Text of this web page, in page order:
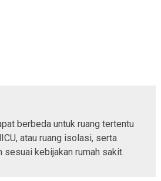
berbeda untuk ruang tertentu
atau ruang isolasi, serta
sesuai kebijakan rumah sakit.